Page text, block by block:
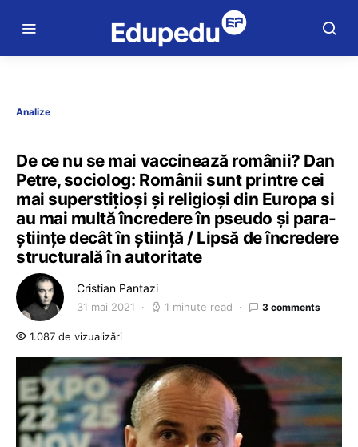
Analize
De ce nu se mai vaccinează românii? Dan
Petre, sociolog: Românii sunt printre cei
mai superstițioși și religioși din Europa si
au mai multă încredere în pseudo și para-
științe decât în știință / Lipsă de încredere
structurală în autoritate
Cristian Pantazi
31 mai 2021 1 minute read 3 comments
1.087 de vizualizări